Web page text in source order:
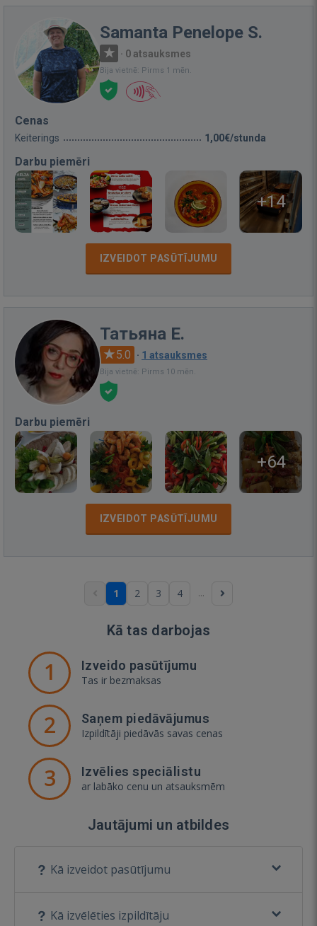
Samanta Penelope S.
· 0 atsauksmes
Bija vietnē: Pirms 1 mēn.
Cenas
Keiterings 1,00€/stunda
Darbu piemēri
+14
IZVEIDOT PASŪTĪJUMU
Татьяна Е.
5.0 · 1 atsauksmes
Bija vietnē: Pirms 10 mēn.
Darbu piemēri
+64
IZVEIDOT PASŪTĪJUMU
1 2 3 4 ...
Kā tas darbojas
1 Izveido pasūtījumu
Tas ir bezmaksas
2 Saņem piedāvājumus
Izpildītāji piedāvās savas cenas
3 Izvēlies speciālistu
ar labāko cenu un atsauksmēm
Jautājumi un atbildes
Kā izveidot pasūtījumu
Kā izvēlēties izpildītāju